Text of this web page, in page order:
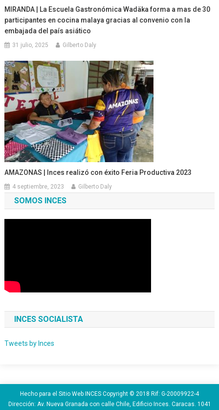
MIRANDA | La Escuela Gastronómica Wadäka forma a mas de 30
participantes en cocina malaya gracias al convenio con la
embajada del país asiático
31 julio, 2025 Gilberto Daly
AMAZONAS | Inces realizó con éxito Feria Productiva 2023
4 septiembre, 2023 Gilberto Daly
SOMOS INCES
INCES SOCIALISTA
Tweets by Inces
Hecho para el Sitio Web INCES Copyright © 2018 Rif: G-20009922-4
Dirección: Av. Nueva Granada con calle Chile, Edificio Inces. Caracas. 1041